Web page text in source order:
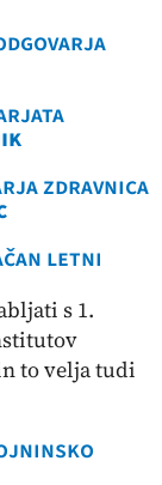
zdravnica
letni
s 1.
to velja tudi